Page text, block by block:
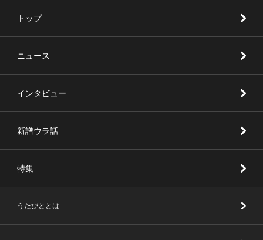
トップ
ニュース
インタビュー
新譜ウラ話
特集
うたびととは